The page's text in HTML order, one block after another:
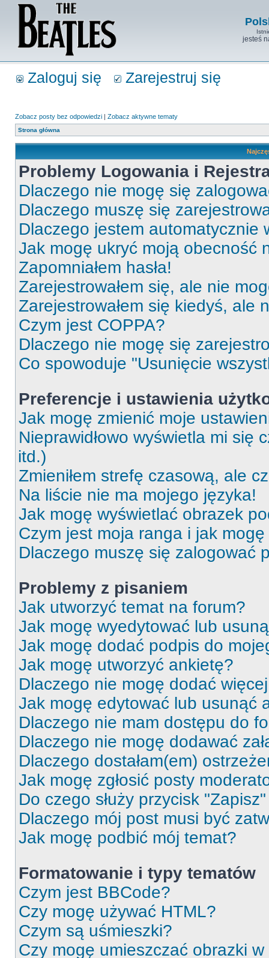
jesteś
Zaloguj się Zarejestruj się
Zobacz posty bez odpowiedzi | Zobacz aktywne tematy
Strona główna
Problemy Logowania i
Dlaczego nie mogę się
Dlaczego muszę się
Dlaczego jestem automatycznie
Jak mogę ukryć moją obecność
Zapomniałem hasła!
Zarejestrowałem się, ale nie
Zarejestrowałem się kiedyś, ale
Czym jest COPPA?
Dlaczego nie mogę się
Co spowoduje "Usunięcie
Preferencje i ustawienia
Jak mogę zmienić moje
Nieprawidłowo wyświetla mi się
itd.)
Zmieniłem strefę czasową, ale
Na liście nie ma mojego języka!
Jak mogę wyświetlać obrazek
Czym jest moja ranga i jak
Dlaczego muszę się zalogować
Problemy z pisaniem
Jak utworzyć temat na forum?
Jak mogę wyedytować lub
Jak mogę dodać podpis do
Jak mogę utworzyć ankietę?
Dlaczego nie mogę dodać
Jak mogę edytować lub usunąć
Dlaczego nie mam dostępu do
Dlaczego nie mogę dodawać
Dlaczego dostałam(em)
Jak mogę zgłosić posty
Do czego służy przycisk
Dlaczego mój post musi być
Jak mogę podbić mój temat?
Formatowanie i typy tematów
Czym jest BBCode?
Czy mogę używać HTML?
Czym są uśmieszki?
Czy mogę umieszczać obrazki